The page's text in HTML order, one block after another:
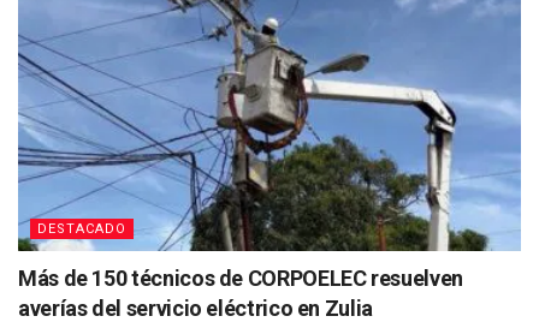
DESTACADO
Más de 150 técnicos de CORPOELEC resuelven
averías del servicio eléctrico en Zulia